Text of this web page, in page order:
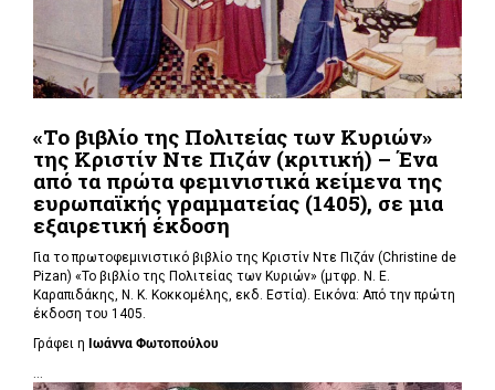
«Το βιβλίο της Πολιτείας των Κυριών»
της Κριστίν Ντε Πιζάν (κριτική) – Ένα
από τα πρώτα φεμινιστικά κείμενα της
ευρωπαϊκής γραμματείας (1405), σε μια
εξαιρετική έκδοση
Για το πρωτοφεμινιστικό βιβλίο της Κριστίν Ντε Πιζάν (Christine de
Pizan) «Το βιβλίο της Πολιτείας των Κυριών» (μτφρ. Ν. Ε.
Καραπιδάκης, Ν. Κ. Κοκκομέλης, εκδ. Εστία). Εικόνα: Από την πρώτη
έκδοση του 1405.
Γράφει η Ιωάννα Φωτοπούλου
...